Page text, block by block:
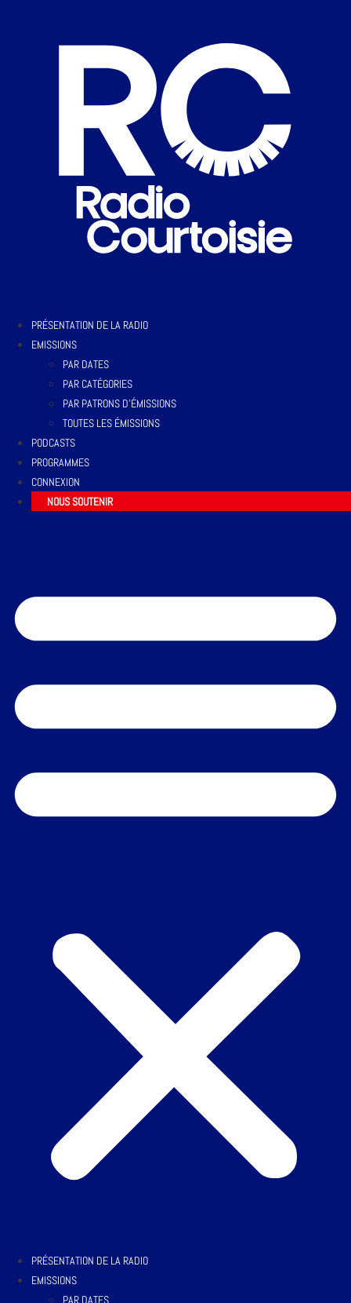
PRÉSENTATION DE LA RADIO
EMISSIONS
PAR DATES
PAR CATÉGORIES
PAR PATRONS D’ÉMISSIONS
TOUTES LES ÉMISSIONS
PODCASTS
PROGRAMMES
CONNEXION
NOUS SOUTENIR
PRÉSENTATION DE LA RADIO
EMISSIONS
PAR DATES